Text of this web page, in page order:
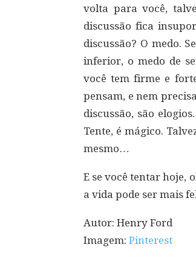
volta para você,
discussão fica
discussão? O medo.
inferior, o medo de
você tem firme e
pensam, e nem
discussão, são
Tente, é mágico.
mesmo…
E se você tentar hoje,
a vida pode ser mais
Autor: Henry Ford
Imagem: Pinterest